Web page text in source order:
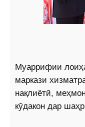
Муаррифии
маркази
нақлиётӣ,
кӯдакон дар